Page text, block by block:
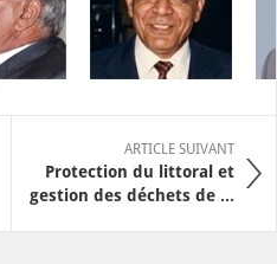
ARTICLE SUIVANT
Protection du littoral et
gestion des déchets de ...